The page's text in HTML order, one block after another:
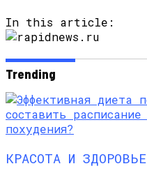
In this article:
Trending
КРАСОТА И ЗДОРОВЬЕ